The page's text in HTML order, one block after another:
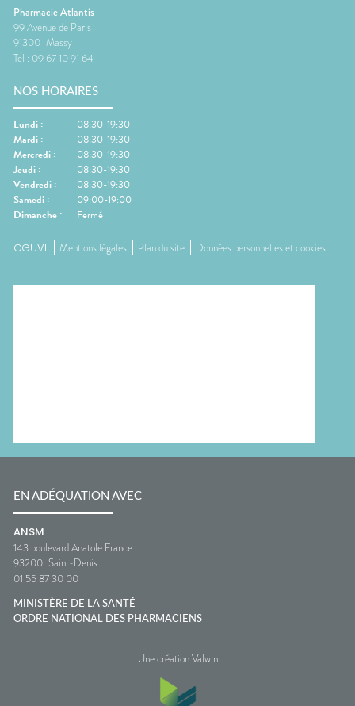
Pharmacie Atlantis
99 Avenue de Paris
91300 Massy
Tel : 09 67 10 91 64
NOS HORAIRES
Lundi :
08:30-19:30
Mardi :
08:30-19:30
Mercredi :
08:30-19:30
Jeudi :
08:30-19:30
Vendredi :
08:30-19:30
Samedi :
09:00-19:00
Dimanche : Fermé
CGUVL Mentions légales Plan du site Données personnelles et cookies
EN ADÉQUATION AVEC
ANSM
143 boulevard Anatole France
93200 Saint-Denis
01 55 87 30 00
MINISTÈRE DE LA SANTÉ
ORDRE NATIONAL DES PHARMACIENS
Une création Valwin